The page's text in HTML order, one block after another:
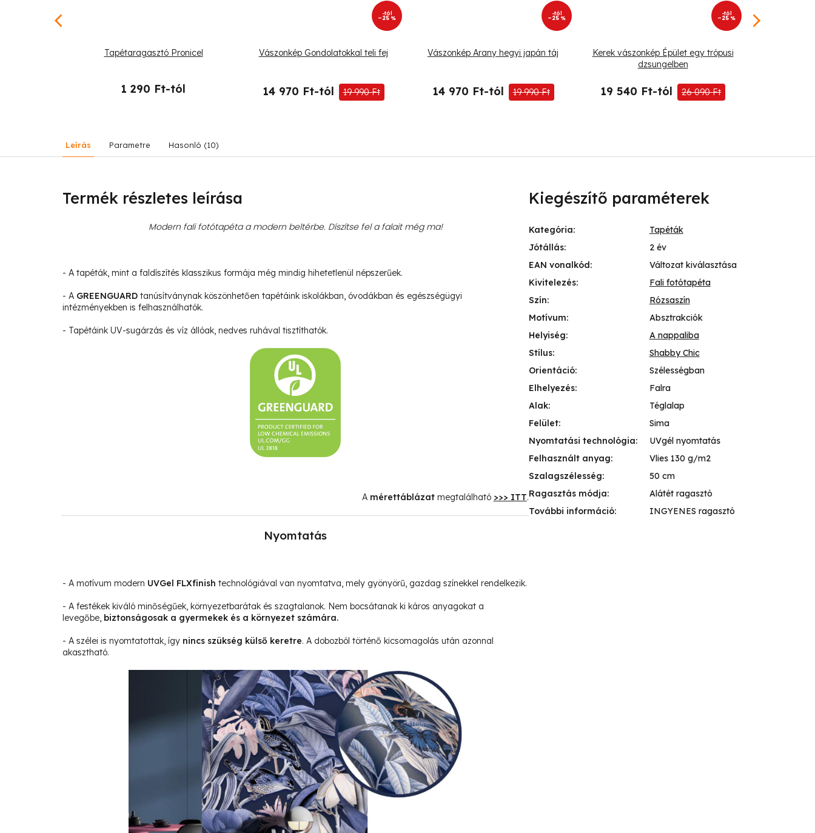
–25 %
Tapétaragasztó Pronicel
1 290 Ft-tól
-tól
–25 %
Vászonkép Gondolatokkal teli fej
14 970 Ft-tól 19 990 Ft
-tól
–25 %
Vászonkép Arany hegyi japán táj
14 970 Ft-tól 19 990 Ft
-tól
–25 %
Kerek vászonkép Épület egy trópusi
dzsungelben
19 540 Ft-tól 26 090 Ft
Leírás Parametre Hasonló (10)
Termék részletes leírása
Modern fali fotótapéta a modern beltérbe. Díszítse fel a falait még ma!
- A tapéták, mint a faldíszítés klasszikus formája még mindig hihetetlenül népszerűek.
- A GREENGUARD tanúsítványnak köszönhetően tapétáink iskolákban, óvodákban és egészségügyi
intézményekben is felhasználhatók.
- Tapétáink UV-sugárzás és víz állóak, nedves ruhával tisztíthatók.
A mérettáblázat megtalálható >>> ITT.
Nyomtatás
- A motívum modern UVGel FLXfinish technológiával van nyomtatva, mely gyönyörű, gazdag színekkel rendelkezik.
- A festékek kiváló minőségűek, környezetbarátak és szagtalanok. Nem bocsátanak ki káros anyagokat a
levegőbe, biztonságosak a gyermekek és a környezet számára.
- A szélei is nyomtatottak, így nincs szükség külső keretre. A dobozból történő kicsomagolás után azonnal
akasztható.
Kiegészítő paraméterek
Kategória:
Tapéták
Jótállás:
2 év
EAN vonalkód:
Változat kiválasztása
Kivitelezés:
Fali fotótapéta
Szín:
Rózsaszín
Motívum:
Absztrakciók
Helyiség:
A nappaliba
Stílus:
Shabby Chic
Orientáció:
Szélességban
Elhelyezés:
Falra
Alak:
Téglalap
Felület:
Sima
Nyomtatási technológia:
UVgél nyomtatás
Felhasznált anyag:
Vlies 130 g/m2
Szalagszélesség:
50 cm
Ragasztás módja:
Alátét ragasztó
További információ: INGYENES ragasztó